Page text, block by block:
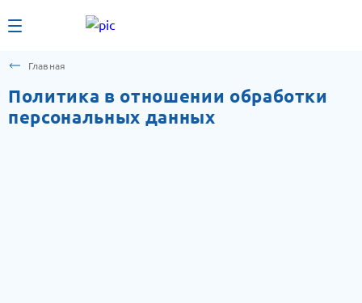
Главная
Политика в отношении обработки
персональных данных